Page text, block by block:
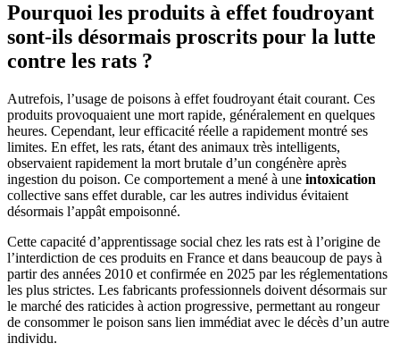
Pourquoi les produits à effet foudroyant
sont-ils désormais proscrits pour la lutte
contre les rats ?
Autrefois, l’usage de poisons à effet foudroyant était courant. Ces
produits provoquaient une mort rapide, généralement en quelques
heures. Cependant, leur efficacité réelle a rapidement montré ses
limites. En effet, les rats, étant des animaux très intelligents,
observaient rapidement la mort brutale d’un congénère après
ingestion du poison. Ce comportement a mené à une intoxication
collective sans effet durable, car les autres individus évitaient
désormais l’appât empoisonné.
Cette capacité d’apprentissage social chez les rats est à l’origine de
l’interdiction de ces produits en France et dans beaucoup de pays à
partir des années 2010 et confirmée en 2025 par les réglementations
les plus strictes. Les fabricants professionnels doivent désormais sur
le marché des raticides à action progressive, permettant au rongeur
de consommer le poison sans lien immédiat avec le décès d’un autre
individu.